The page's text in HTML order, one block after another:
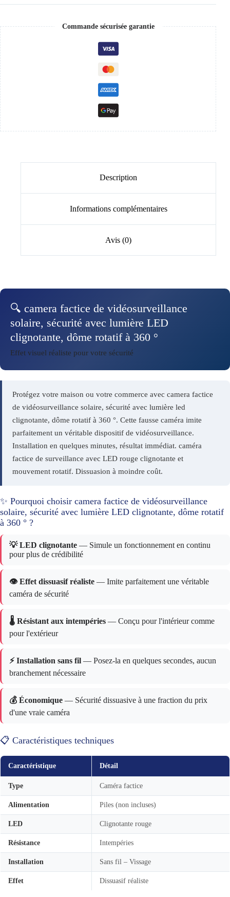
Commande sécurisée garantie
Description
Informations complémentaires
Avis (0)
🔍 camera factice de vidéosurveillance
solaire, sécurité avec lumière LED
clignotante, dôme rotatif à 360 °
Effet visuel réaliste pour votre sécurité
Protégez votre maison ou votre commerce avec camera factice
de vidéosurveillance solaire, sécurité avec lumière led
clignotante, dôme rotatif à 360 °. Cette fausse caméra imite
parfaitement un véritable dispositif de vidéosurveillance.
Installation en quelques minutes, résultat immédiat. caméra
factice de surveillance avec LED rouge clignotante et
mouvement rotatif. Dissuasion à moindre coût.
✨ Pourquoi choisir camera factice de vidéosurveillance
solaire, sécurité avec lumière LED clignotante, dôme rotatif
à 360 ° ?
💡 LED clignotante — Simule un fonctionnement en continu
pour plus de crédibilité
👁️ Effet dissuasif réaliste — Imite parfaitement une véritable
caméra de sécurité
🌡️ Résistant aux intempéries — Conçu pour l'intérieur comme
pour l'extérieur
⚡ Installation sans fil — Posez-la en quelques secondes, aucun
branchement nécessaire
💰 Économique — Sécurité dissuasive à une fraction du prix
d'une vraie caméra
📋 Caractéristiques techniques
Caractéristique Détail
Type Caméra factice
Alimentation Piles (non incluses)
LED Clignotante rouge
Résistance Intempéries
Installation Sans fil – Vissage
Effet Dissuasif réaliste